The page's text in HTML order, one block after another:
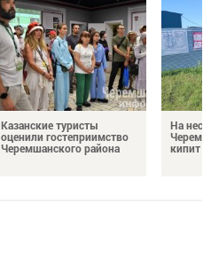
Казанские туристы
оценили гостеприимство
Черемшанского района
На
кипит